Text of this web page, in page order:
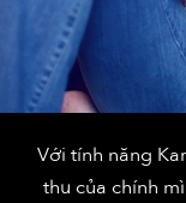
Với tính năng
thu của chính